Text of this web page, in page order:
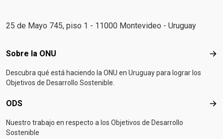
25 de Mayo 745, piso 1 - 11000 Montevideo - Uruguay
Footer menu
Sobre la ONU
Descubra qué está haciendo la ONU en Uruguay para lograr los
Objetivos de Desarrollo Sostenible.
ODS
Nuestro trabajo en respecto a los Objetivos de Desarrollo
Sostenible